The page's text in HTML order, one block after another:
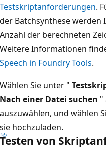
Testskriptanforderungen.
der Batchsynthese werden
Anzahl der berechneten
Weitere Informationen
Speech in Foundry Tools.
Wählen Sie unter "
Nach einer Datei suchen "
auszuwählen, und wählen
sie hochzuladen.
Testen von